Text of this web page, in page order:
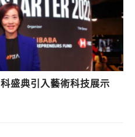
盛典引入藝術科技展示